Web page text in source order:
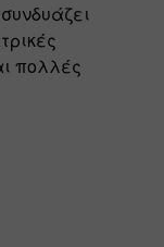
πολλές